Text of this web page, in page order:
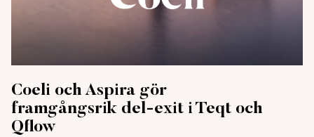
Coeli och Aspira gör
framgångsrik del-exit i Teqt och
Qflow